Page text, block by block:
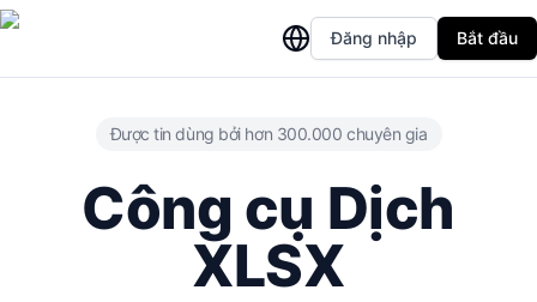
Đăng nhập Bắt đầu
Được tin dùng bởi hơn 300.000 chuyên gia
Công cụ Dịch
XLSX